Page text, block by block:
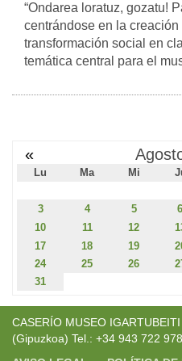
“Ondarea loratuz, gozatu!
centrándose en la
transformación social en
temática central para el
«
Lu Ma Mi
3
4 5 6
10
11 12
17
18 19
24
25 26
31
CASERÍO MUSEO
(Gipuzkoa) Tel.: +34 943 722